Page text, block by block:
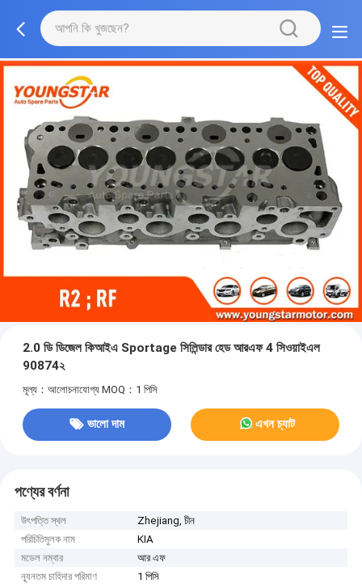
2.0 ডি ডিজেল কিআইএ Sportage সিলিন্ডার হেড আরএফ 4 সিওয়াইএল
90874২
মূল্য：আলোচনাযোগ্য MOQ：1 পিসি
ভালো দাম এখন চ্যাট
পণ্যের বর্ণনা
উৎপত্তি স্থল
Zhejiang, চীন
পরিচিতিমুলক নাম
KIA
মডেল নম্বার
আর এফ
ন্যূনতম চাহিদার পরিমাণ
1 পিসি